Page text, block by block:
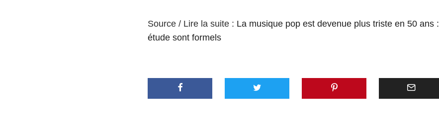
Source / Lire la suite : La musique pop est devenue plus triste en 50 ans
étude sont formels